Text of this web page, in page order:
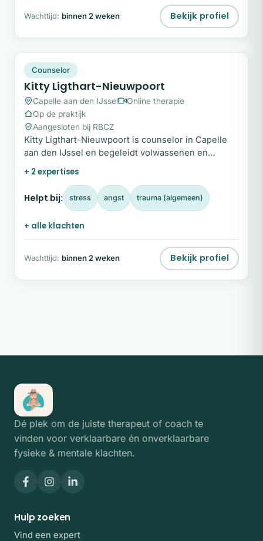
Wachttijd: binnen 2 weken Bekijk profiel
Plek beschikbaar
Counselor
Kitty Ligthart-Nieuwpoort
Capelle aan den IJssel
Online therapie
Op de praktijk
Aangesloten bij RBCZ
Kitty Ligthart-Nieuwpoort is counselor in Capelle
aan den IJssel en begeleidt volwassenen en
jongeren vanaf 12 jaar die vastlopen in stress,
onzekerheid of angst.
+ 2 expertises
Helpt bij: stress angst trauma (algemeen)
+ alle klachten
Wachttijd: binnen 2 weken Bekijk profiel
Dé plek om de juiste therapeut of coach te
vinden voor verklaarbare én onverklaarbare
fysieke & mentale klachten.
Hulp zoeken
Vind een expert